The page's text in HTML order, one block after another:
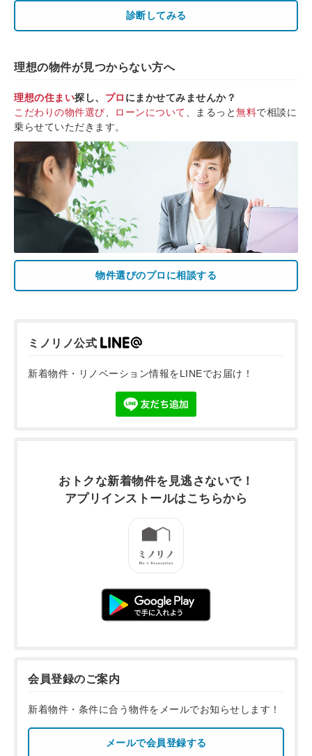
診断してみる
理想の物件が見つからない方へ
理想の住まい探し、 プロ にまかせてみませんか？
こだわりの物件選び
ローンについて 、まるっと無料で相談に
乗らせていただきます。
物件選びのプロに相談する
ミノリノ公式
新着物件・リノベーション情報をLINEでお届け！
おトクな新着物件を 見逃さないで！
アプリインストールはこちらから
会員登録のご案内
新着物件・条件に合う物件をメールでお知らせします！
メールで会員登録する